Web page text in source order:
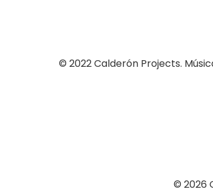
© 2022 Calderón Projects.
© 2026